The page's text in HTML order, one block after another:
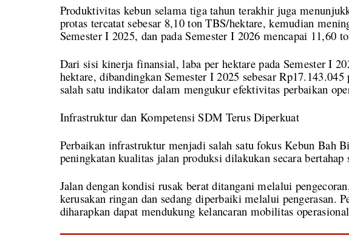
Produktivitas kebun selama tiga tahun terakhir juga
protas tercatat sebesar 8,10 ton TBS/hektare, kemudian
Semester I 2025, dan pada Semester I 2026 mencapai 11,60
Dari sisi kinerja finansial, laba per hektare pada Semester I
hektare, dibandingkan Semester I 2025 sebesar
salah satu indikator dalam mengukur efektivitas perbaikan
Infrastruktur dan Kompetensi SDM Terus Diperkuat
Perbaikan infrastruktur menjadi salah satu fokus Kebun Bah
peningkatan kualitas jalan produksi dilakukan secara bertahap
Jalan dengan kondisi rusak berat ditangani melalui
kerusakan ringan dan sedang diperbaiki melalui pengerasan.
diharapkan dapat mendukung kelancaran mobilitas